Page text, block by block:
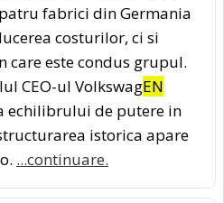
fabrici din Germania
costurilor, ci si
este condus grupul.
CEO-ul VolkswagEN
echilibrului de putere in
istorica apare
...continuare.